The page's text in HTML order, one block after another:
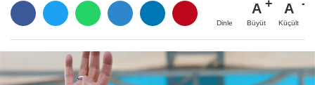
Dinle
A
Büyüt
A
Küçült